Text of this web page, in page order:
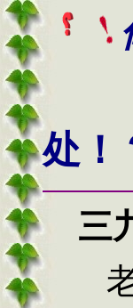
处！
三